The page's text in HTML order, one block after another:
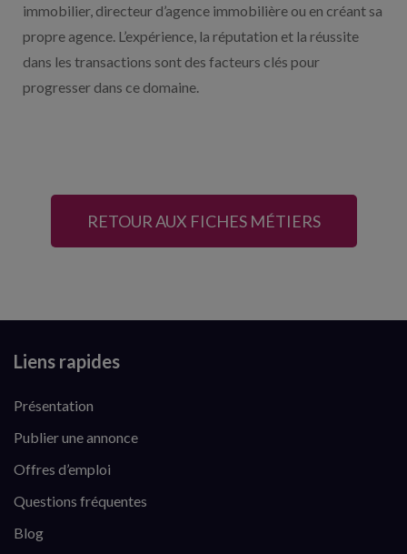
immobilier, directeur d’agence immobilière ou en créant sa
propre agence. L’expérience, la réputation et la réussite
dans les transactions sont des facteurs clés pour
progresser dans ce domaine.
RETOUR AUX FICHES MÉTIERS
Liens rapides
Présentation
Publier une annonce
Offres d’emploi
Questions fréquentes
Blog